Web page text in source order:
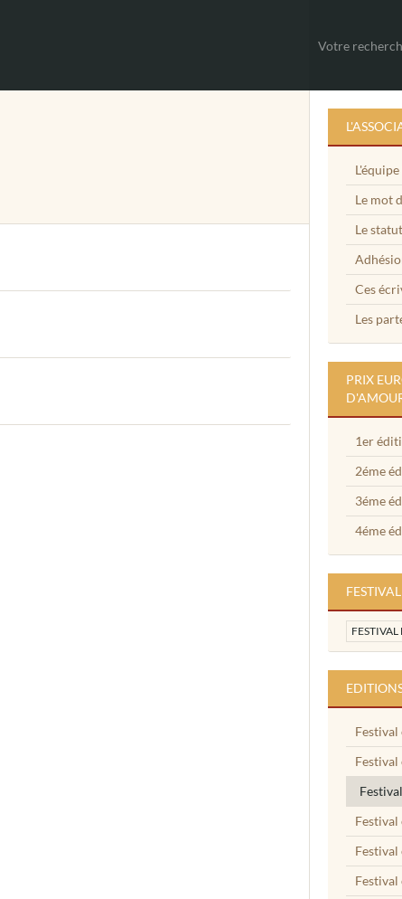
Le mot
Le statut
Ces
Les
PRIX
1er
2éme
3éme
4éme